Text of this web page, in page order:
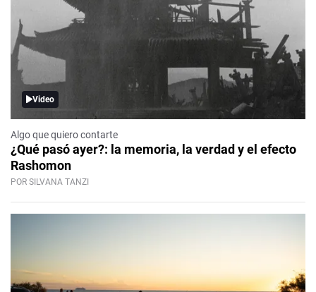
Video
Algo que quiero contarte
¿Qué pasó ayer?: la memoria, la verdad y el efecto
Rashomon
POR SILVANA TANZI